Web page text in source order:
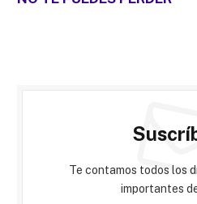
Te contamos todos los
importantes